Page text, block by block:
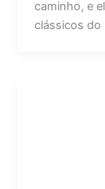
caminho, e
clássicos do